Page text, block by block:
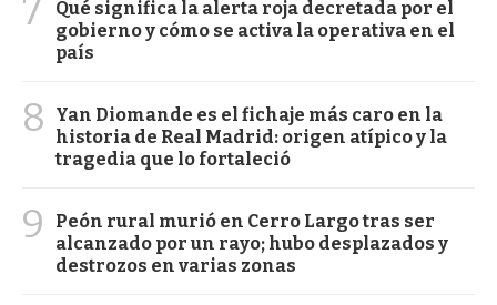
7
Qué significa la alerta roja decretada por el
gobierno y cómo se activa la operativa en el
país
8
Yan Diomande es el fichaje más caro en la
historia de Real Madrid: origen atípico y la
tragedia que lo fortaleció
9
Peón rural murió en Cerro Largo tras ser
alcanzado por un rayo; hubo desplazados y
destrozos en varias zonas